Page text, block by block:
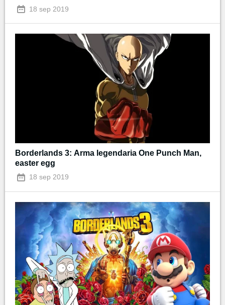
18 sep 2019
Borderlands 3: Arma legendaria One Punch Man,
easter egg
18 sep 2019